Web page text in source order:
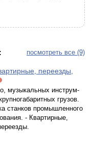
посмотреть все (9)
переезды,
музыкальных инструм­
грузов.
станков промышленного
- Квартирные,